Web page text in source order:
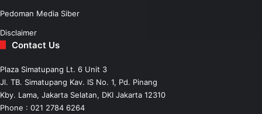
Pedoman Media Siber
Disclaimer
Contact Us
Plaza Simatupang Lt. 6 Unit 3
Jl. TB. Simatupang Kav. IS No. 1, Pd. Pinang
Kby. Lama, Jakarta Selatan, DKI Jakarta 12310
Phone : 021 2784 6264